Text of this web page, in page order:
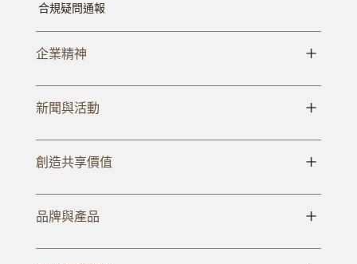
合規疑問通報
企業精神 +
新聞與活動 +
創造共享價值 +
品牌與產品 +